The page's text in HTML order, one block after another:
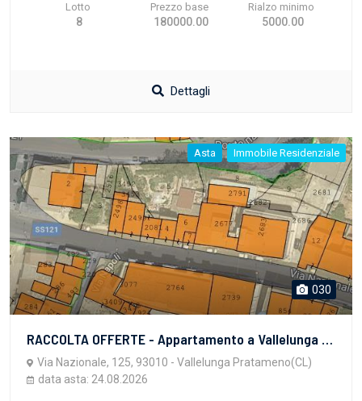
Lotto
8
Prezzo base
180000.00
Rialzo minimo
5000.00
Dettagli
Asta Immobile Residenziale
030
RACCOLTA OFFERTE - Appartamento a Vallelunga Pratameno (CL), Via Nazionale 125/c - LOTTO 1 - vendita telematica sulla piattaforma www.gobidreal.it n.32408.1
Via Nazionale, 125, 93010 - Vallelunga Pratameno(CL)
data asta: 24.08.2026